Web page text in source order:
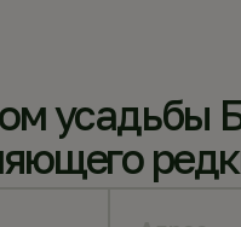
усадьбы